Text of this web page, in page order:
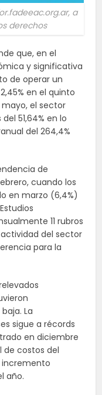
a
derechos
que, en el
y significativa
de operar un
en el quinto
mayo, el sector
51,64% en lo
del 264,4%
de
cuando los
en marzo (6,4%)
11 rubros
del sector
para la
La
sigue a récords
en diciembre
de costos del
incremento
año.